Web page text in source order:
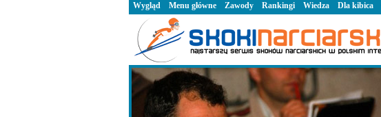
Wygląd Menu główne Zawody Rankingi Wiedza Dla kibica